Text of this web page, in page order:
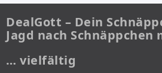
DealGott – Dein
Jagd nach
… vielfältig